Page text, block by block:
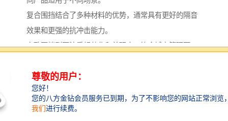
复合围挡结合了多种材料的优势，通常具有更好的隔音
效果和更强的抗冲击能力。
市政围挡则更注重规范化和美观度，符合城市管理要
对于需要长期使用的工程，可考虑投资耐用性更强的围
挡系统；而对于短期项目，则可选择经济实用的租赁方
案。